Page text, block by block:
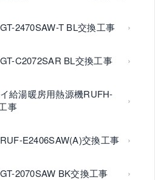
2470SAW-T BL交換工事
C2072SAR BL交換工事
給湯暖房用熱源機RUFH-
事
E2406SAW(A)交換工事
2070SAW BK交換工事